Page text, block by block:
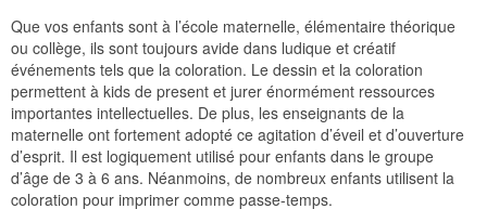
Que vos enfants sont à l’école maternelle, élémentaire théorique
ou collège, ils sont toujours avide dans ludique et créatif
événements tels que la coloration. Le dessin et la coloration
permettent à kids de present et jurer énormément ressources
importantes intellectuelles. De plus, les enseignants de la
maternelle ont fortement adopté ce agitation d’éveil et d’ouverture
d’esprit. Il est logiquement utilisé pour enfants dans le groupe
d’âge de 3 à 6 ans. Néanmoins, de nombreux enfants utilisent la
coloration pour imprimer comme passe-temps.